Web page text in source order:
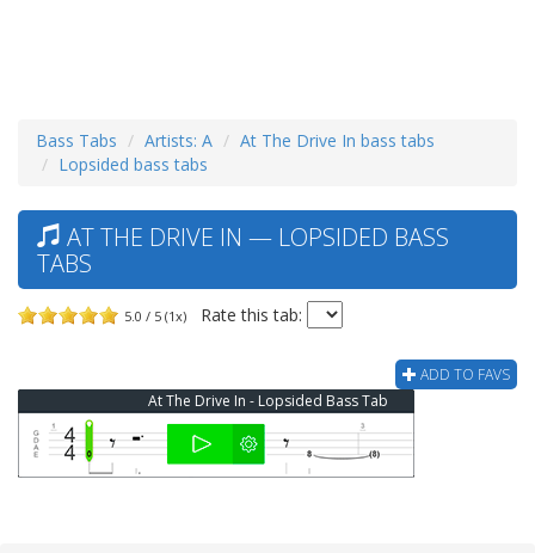
Bass Tabs Artists: A
At The Drive In bass tabs
Lopsided bass tabs
AT THE DRIVE IN — LOPSIDED BASS
TABS
5.0 / 5 (1x) Rate this tab:
ADD TO FAVS
At The Drive In - Lopsided Bass Tab